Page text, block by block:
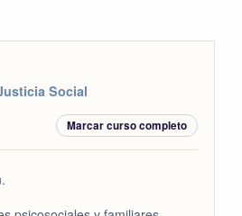
Social
Marcar curso completo